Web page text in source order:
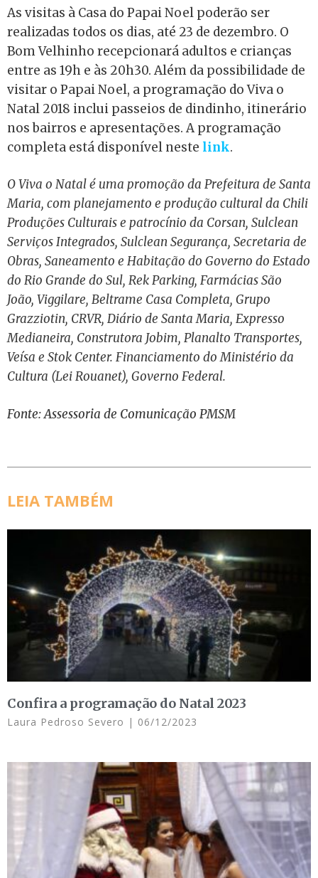
As visitas à Casa do Papai Noel poderão ser
realizadas todos os dias, até 23 de dezembro. O
Bom Velhinho recepcionará adultos e crianças
entre as 19h e às 20h30. Além da possibilidade de
visitar o Papai Noel, a programação do Viva o
Natal 2018 inclui passeios de dindinho, itinerário
nos bairros e apresentações. A programação
completa está disponível neste link.
O Viva o Natal é uma promoção da Prefeitura de Santa
Maria, com planejamento e produção cultural da Chili
Produções Culturais e patrocínio da Corsan, Sulclean
Serviços Integrados, Sulclean Segurança, Secretaria de
Obras, Saneamento e Habitação do Governo do Estado
do Rio Grande do Sul, Rek Parking, Farmácias São
João, Viggilare, Beltrame Casa Completa, Grupo
Grazziotin, CRVR, Diário de Santa Maria, Expresso
Medianeira, Construtora Jobim, Planalto Transportes,
Veísa e Stok Center. Financiamento do Ministério da
Cultura (Lei Rouanet), Governo Federal.
Fonte: Assessoria de Comunicação PMSM
LEIA TAMBÉM
Confira a programação do Natal 2023
Laura Pedroso Severo 06/12/2023